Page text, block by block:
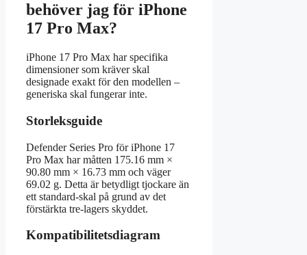
behöver jag för iPhone
17 Pro Max?
iPhone 17 Pro Max har specifika
dimensioner som kräver skal
designade exakt för den modellen –
generiska skal fungerar inte.
Storleksguide
Defender Series Pro för iPhone 17
Pro Max har måtten 175.16 mm ×
90.80 mm × 16.73 mm och väger
69.02 g. Detta är betydligt tjockare än
ett standard-skal på grund av det
förstärkta tre-lagers skyddet.
Kompatibilitetsdiagram